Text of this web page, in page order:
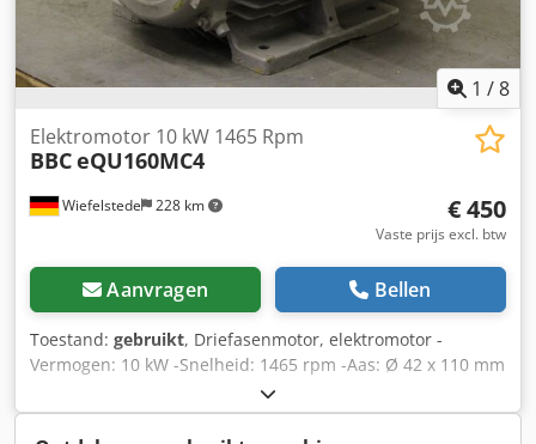
1 /8
Wiefelstede 228 km
Elektromotor 10 kW 1465 Rpm
BBCeQU160MC4
€ 450
Vaste prijs excl. btw
Aanvragen Bellen
Toestand: gebruikt, Driefasenmotor, elektromotor -
Vermogen: 10 kW -Snelheid: 1465 rpm -Aas: Ø 42 x 110 mm
-Bouw: B3 -Beschermingsklasse: IP 33 -Aantal: 2x
beschikbaar -Prijs: per stuk -Maten: 595/400/H315 mm -
gewicht: 109 kg Dkedpfxsd Iy Nxo Ab Dor